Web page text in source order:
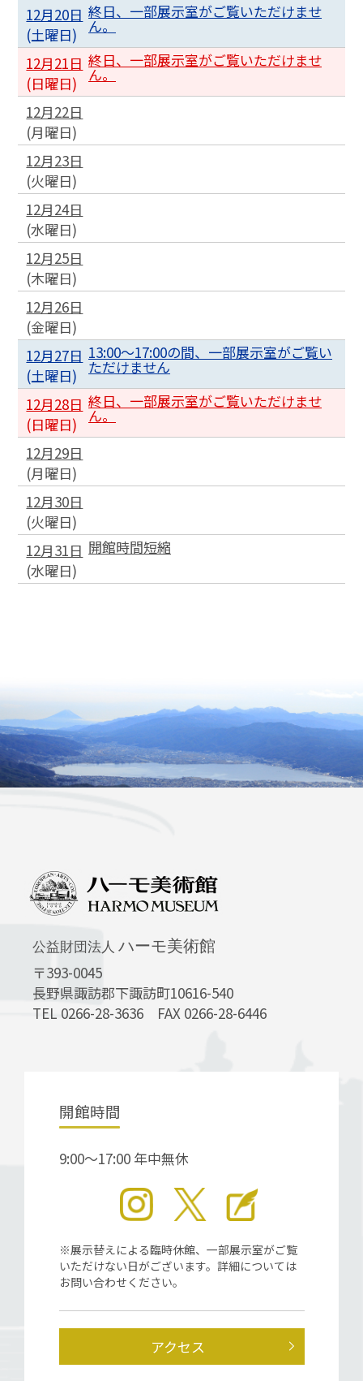
12月20日
(土曜日)
終日、一部展示室がご覧いただけませ
ん。
12月21日
(日曜日)
終日、一部展示室がご覧いただけませ
ん。
12月22日
(月曜日)
12月23日
(火曜日)
12月24日
(水曜日)
12月25日
(木曜日)
12月26日
(金曜日)
12月27日
(土曜日)
13:00〜17:00の間、一部展示室がご覧い
ただけません
12月28日
(日曜日)
終日、一部展示室がご覧いただけませ
ん。
12月29日
(月曜日)
12月30日
(火曜日)
12月31日
(水曜日)
開館時間短縮
公益財団法人 ハーモ美術館
〒393-0045
長野県諏訪郡下諏訪町10616-540
TEL 0266-28-3636 FAX 0266-28-6446
開館時間
9:00～17:00 年中無休
※展示替えによる臨時休館、一部展示室がご覧
いただけない日がございます。詳細については
お問い合わせください。
アクセス